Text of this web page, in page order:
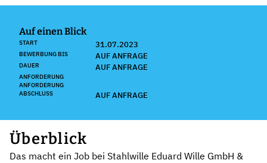
Auf einen Blick
START 31.07.2023
BEWERBUNG BIS AUF ANFRAGE
DAUER AUF ANFRAGE
ANFORDERUNG
ANFORDERUNG
ABSCHLUSS
AUF ANFRAGE
Überblick
Das macht ein Job bei Stahlwille Eduard Wille GmbH &